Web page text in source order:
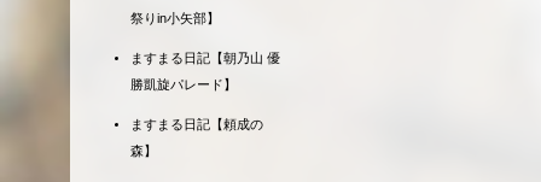
祭りin小矢部】
ますまる日記【朝乃山 優
勝凱旋パレード】
ますまる日記【頼成の
森】